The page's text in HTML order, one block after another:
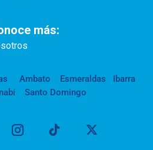
más:
Ambato Esmeraldas
Ibarra
Santo Domingo